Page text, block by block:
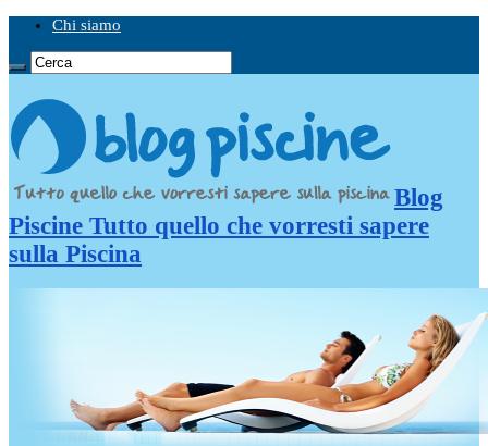
Chi siamo
Blog
Piscine Tutto quello che vorresti sapere
sulla Piscina